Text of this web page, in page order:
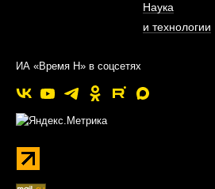
Наука
и технологии
ИА «Время Н» в соцсетях